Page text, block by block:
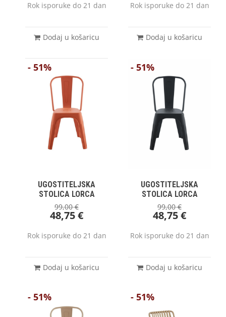
Rok isporuke do 21 dan
Dodaj u košaricu
Rok isporuke do 21 dan
Dodaj u košaricu
- 51%
UGOSTITELJSKA
STOLICA LORCA
99,00€
48,75€
Rok isporuke do 21 dan
Dodaj u košaricu
- 51%
UGOSTITELJSKA
STOLICA LORCA
99,00€
48,75€
Rok isporuke do 21 dan
Dodaj u košaricu
- 51% - 51%